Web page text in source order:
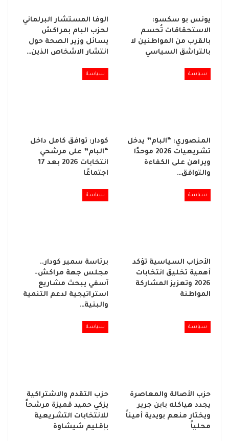
يونس بو سكسو:
الاستحقاقات تُحسم
بالقرب من المواطنين لا
بالتراشق السياسي
الوفا المستشار البرلماني
لحزب البام بمراكش
يسائل وزير الصحة حول
انتشار الاشخاص الذين…
سياسة
المنصوري: “البام” يدخل
تشريعيات 2026 موحدًا
ويراهن على الكفاءة
والتوافق…
سياسة
كودار: توافق كامل داخل
“البام” على مرشحي
انتخابات 2026 بعد 17
اجتماعًا
سياسة
الأحزاب السياسية تؤكد
أهمية تخليق انتخابات
2026 وتعزيز المشاركة
المواطنة
سياسة
برئاسة سمير كودار..
مجلس جهة مراكش–
آسفي يبحث مشاريع
استراتيجية لدعم التنمية
والبنية…
سياسة
حزب الأصالة والمعاصرة
يجدد هياكله بابن جرير
ويختار منعم بويدية أميناً
محلياً
سياسة
حزب التقدم والاشتراكية
يزكي حميد قميزة مرشحاً
للانتخابات التشريعية
بإقليم شيشاوة